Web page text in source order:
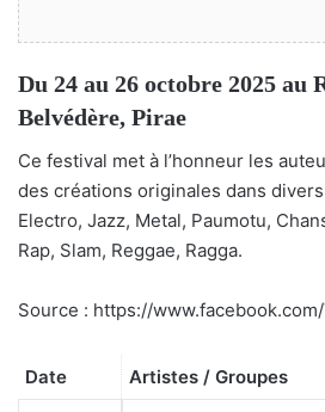
Du 24 au 26 octobre 2025 au
Belvédère, Pirae
Ce festival met à l’honneur les
des créations originales dans
Electro, Jazz, Metal, Paumotu,
Rap, Slam, Reggae, Ragga.
Source : https://
Date
Artistes / Groupes